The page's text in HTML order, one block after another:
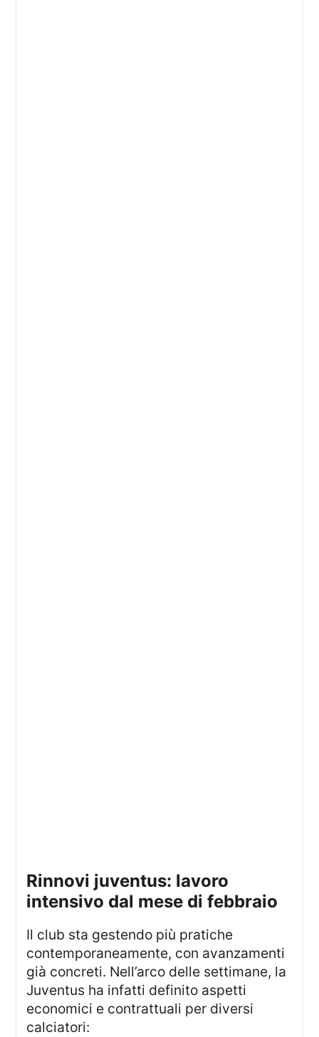
rinnovi juventus: lavoro
intensivo dal mese di febbraio
Il club sta gestendo più pratiche
contemporaneamente, con avanzamenti
già concreti. Nell’arco delle settimane, la
Juventus ha infatti definito aspetti
economici e contrattuali per diversi
calciatori: